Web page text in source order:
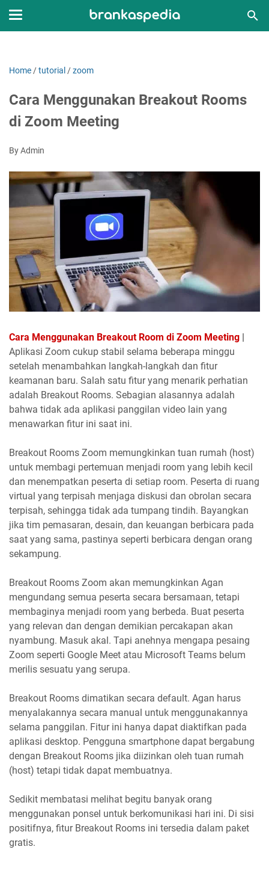
Home /tutorial /zoom
Cara Menggunakan Breakout Rooms
di Zoom Meeting
By Admin
Cara Menggunakan Breakout Room di Zoom Meeting |
Aplikasi Zoom cukup stabil selama beberapa minggu
setelah menambahkan langkah-langkah dan fitur
keamanan baru. Salah satu fitur yang menarik perhatian
adalah Breakout Rooms. Sebagian alasannya adalah
bahwa tidak ada aplikasi panggilan video lain yang
menawarkan fitur ini saat ini.
Breakout Rooms Zoom memungkinkan tuan rumah (host)
untuk membagi pertemuan menjadi room yang lebih kecil
dan menempatkan peserta di setiap room. Peserta di ruang
virtual yang terpisah menjaga diskusi dan obrolan secara
terpisah, sehingga tidak ada tumpang tindih. Bayangkan
jika tim pemasaran, desain, dan keuangan berbicara pada
saat yang sama, pastinya seperti berbicara dengan orang
sekampung.
Breakout Rooms Zoom akan memungkinkan Agan
mengundang semua peserta secara bersamaan, tetapi
membaginya menjadi room yang berbeda. Buat peserta
yang relevan dan dengan demikian percakapan akan
nyambung. Masuk akal. Tapi anehnya mengapa pesaing
Zoom seperti Google Meet atau Microsoft Teams belum
merilis sesuatu yang serupa.
Breakout Rooms dimatikan secara default. Agan harus
menyalakannya secara manual untuk menggunakannya
selama panggilan. Fitur ini hanya dapat diaktifkan pada
aplikasi desktop. Pengguna smartphone dapat bergabung
dengan Breakout Rooms jika diizinkan oleh tuan rumah
(host) tetapi tidak dapat membuatnya.
Sedikit membatasi melihat begitu banyak orang
menggunakan ponsel untuk berkomunikasi hari ini. Di sisi
positifnya, fitur Breakout Rooms ini tersedia dalam paket
gratis.